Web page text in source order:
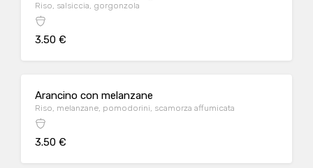
Riso, salsiccia, gorgonzola
3.50 €
Arancino con melanzane
Riso, melanzane, pomodorini, scamorza affumicata
3.50 €